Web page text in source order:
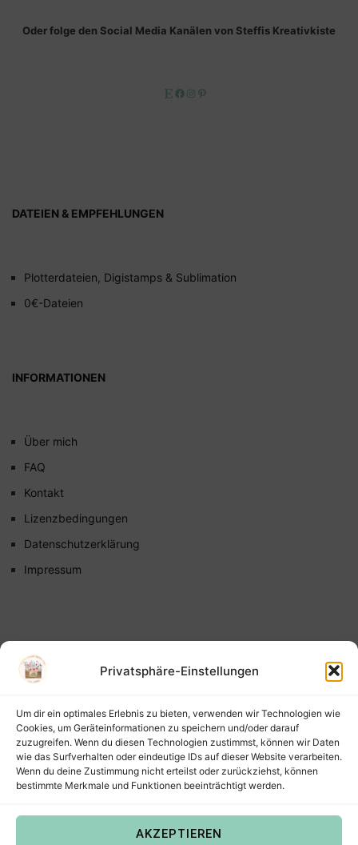
Privatsphäre-Einstellungen
Um dir ein optimales Erlebnis zu bieten, verwenden wir Technologien wie
Cookies, um Geräteinformationen zu speichern und/oder darauf
zuzugreifen. Wenn du diesen Technologien zustimmst, können wir Daten
wie das Surfverhalten oder eindeutige IDs auf dieser Website verarbeiten.
Wenn du deine Zustimmung nicht erteilst oder zurückziehst, können
bestimmte Merkmale und Funktionen beeinträchtigt werden.
AKZEPTIEREN
Oder folge den Social Media Kanälen von Steffis Kreativkiste
EtsyFacebook
Instagram
DATEIEN & EMPFEHLUNGEN
Plotterdateien, Digistamps & Sublimation
0€-Dateien
INFORMATIONEN
Über mich
FAQ
Kontakt
Lizenzbedingungen
Datenschutzerklärung
Impressum